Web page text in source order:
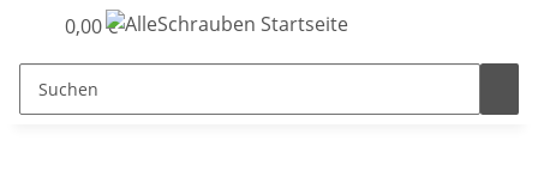
0,00 €